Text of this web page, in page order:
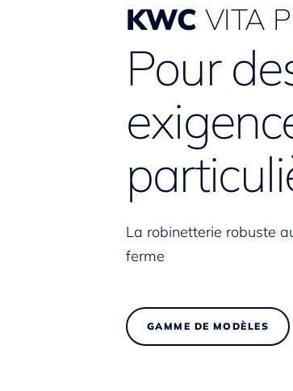
KWC VITA
Pour
La robinetterie robuste
ferme
GAMME DE MODÈLES